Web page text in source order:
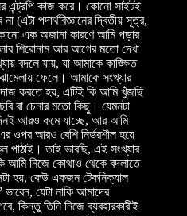
এন্ট্রপি কাজ করে। কোনো সাইটই
(এটা পদার্থবিজ্ঞানের দ্বিতীয় সূত্র,
এক অজানা কারণে আমি পড়ার
শিরোনাম আর আগের মতো দেখা
বদলে যায়, যা আমাকে কাঙ্ক্ষিত
ফেলে। আমাকে সংখ্যার
করতে হয়, এটিই কি আমি খুঁজছি
বা চেনার মতো কিছু। যেমনটা
আরও কমে যাচ্ছে, আর আমি
ওপর আরও বেশি নির্ভরশীল হয়ে
পাঠাই। তাই ভাবছি, এই সংখ্যার
আমি নিজে কোথাও থেকে বদলাতে
হয়, কেউ একজন টেকনিক্যাল
যেটা নাকি আমাদের
কিন্তু তিনি নিজে ব্যবহারকারীই